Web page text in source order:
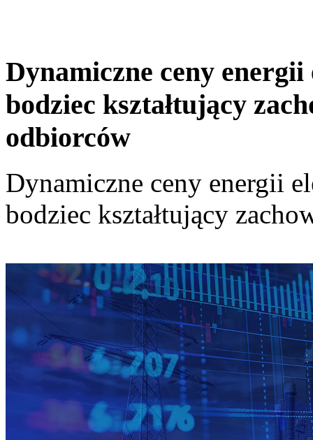
Dynamiczne ceny
bodziec kształtujący
odbiorców
Dynamiczne ceny energii
bodziec kształtujący